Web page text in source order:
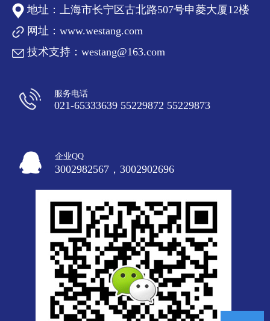
地址：上海市长宁区古北路507号申菱大厦12楼
网址： www.westang.com
技术支持：westang@163.com
服务电话
021-65333639 55229872 55229873
企业QQ
3002982567，3002902696